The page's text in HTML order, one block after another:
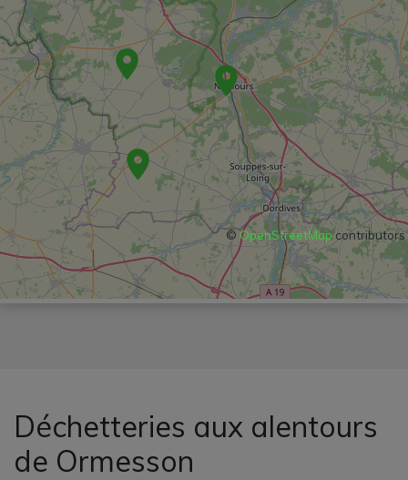
©OpenStreetMapcontributors
Déchetteries aux alentours
de Ormesson